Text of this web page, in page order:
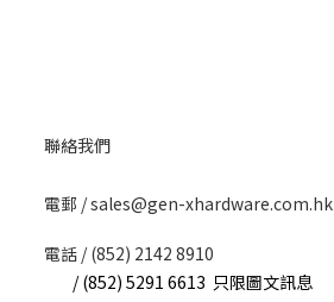
聯絡我們
​電郵 / sales@gen-xhardware.com.hk
電話 / (852) 2142 8910
/ (852) 5291 6613 只限圖文訊息